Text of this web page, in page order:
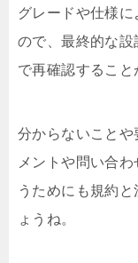
グレードや仕様
ので、最終的な
で再確認すること
分からないことや
メントや問い合
うためにも規約
ょうね。